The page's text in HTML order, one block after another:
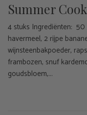
Summer
4 stuks Ingrediënten:
havermeel, 2 rijpe
wijnsteenbakpoeder,
frambozen, snuf
goudsbloem,...